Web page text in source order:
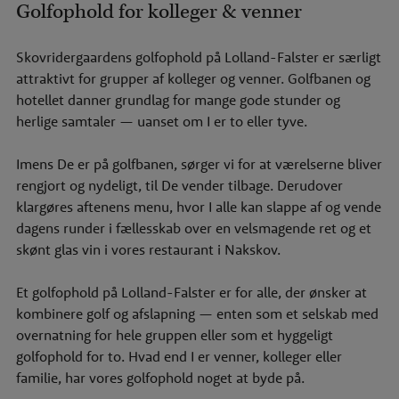
Golfophold for kolleger & venner
Skovridergaardens golfophold på Lolland-Falster er særligt
attraktivt for grupper af kolleger og venner. Golfbanen og
hotellet danner grundlag for mange gode stunder og
herlige samtaler — uanset om I er to eller tyve.
Imens De er på golfbanen, sørger vi for at værelserne bliver
rengjort og nydeligt, til De vender tilbage. Derudover
klargøres aftenens menu, hvor I alle kan slappe af og vende
dagens runder i fællesskab over en velsmagende ret og et
skønt glas vin i vores restaurant i Nakskov.
Et golfophold på Lolland-Falster er for alle, der ønsker at
kombinere golf og afslapning — enten som et selskab med
overnatningfor hele gruppen eller som et hyggeligt
golfophold for to. Hvad end I er venner, kolleger eller
familie, har vores golfophold noget at byde på.